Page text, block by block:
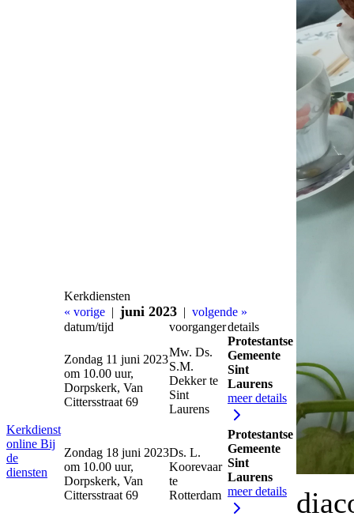
Kerkdienst
online Bij
de
diensten
Kerkdiensten
« vorige | juni 2023 | volgende »
datum/tijd
voorgangerdetails
Zondag 11 juni 2023
om 10.00 uur,
Dorpskerk, Van
Cittersstraat 69
Mw. Ds.
S.M.
Dekker te
Sint
Laurens
Protestantse
Gemeente
Sint
Laurens
meer details
Zondag 18 juni 2023
om 10.00 uur,
Dorpskerk, Van
Cittersstraat 69
Ds. L.
Koorevaar
te
Rotterdam
Protestantse
Gemeente
Sint
Laurens
meer details